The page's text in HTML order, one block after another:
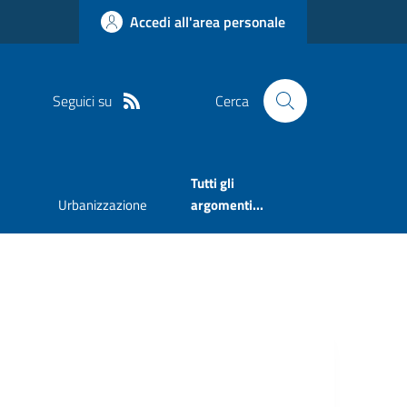
Accedi all'area personale
Seguici su Cerca
Urbanizzazione
Tutti gli
argomenti...